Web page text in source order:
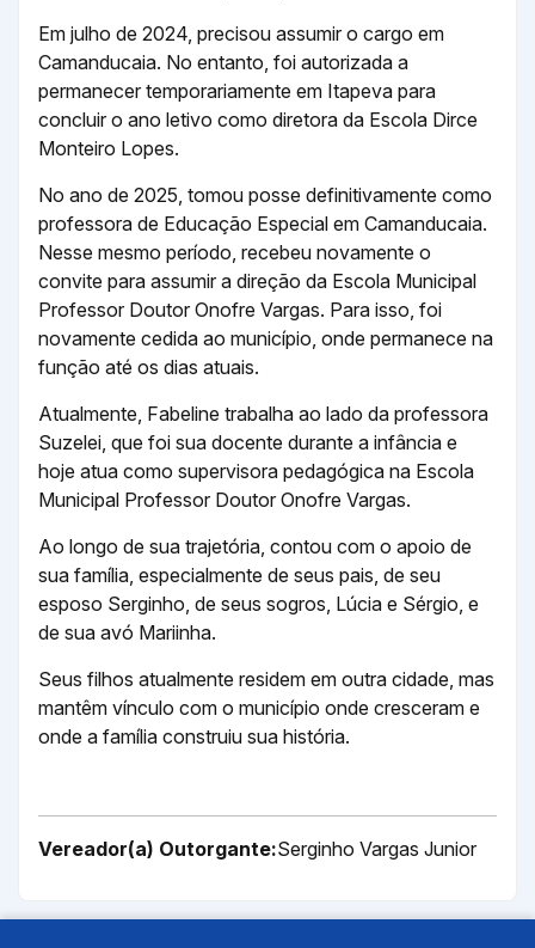
Em julho de 2024, precisou assumir o cargo em
Camanducaia. No entanto, foi autorizada a
permanecer temporariamente em Itapeva para
concluir o ano letivo como diretora da Escola Dirce
Monteiro Lopes.
No ano de 2025, tomou posse definitivamente como
professora de Educação Especial em Camanducaia.
Nesse mesmo período, recebeu novamente o
convite para assumir a direção da Escola Municipal
Professor Doutor Onofre Vargas. Para isso, foi
novamente cedida ao município, onde permanece na
função até os dias atuais.
Atualmente, Fabeline trabalha ao lado da professora
Suzelei, que foi sua docente durante a infância e
hoje atua como supervisora pedagógica na Escola
Municipal Professor Doutor Onofre Vargas.
Ao longo de sua trajetória, contou com o apoio de
sua família, especialmente de seus pais, de seu
esposo Serginho, de seus sogros, Lúcia e Sérgio, e
de sua avó Mariinha.
Seus filhos atualmente residem em outra cidade, mas
mantêm vínculo com o município onde cresceram e
onde a família construiu sua história.
Vereador(a) Outorgante:Serginho Vargas Junior